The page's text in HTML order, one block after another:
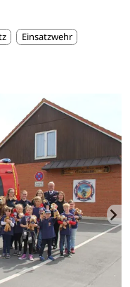
Einsatzwehr